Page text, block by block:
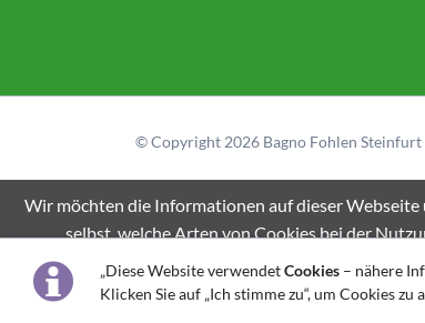
„Diese Website verwendetCookies – nähere
Klicken Sie auf „Ich stimme zu“, um Cookies
© Copyright 2026 Bagno Fohlen
Wir möchten die Informationen auf dieser Webseite
selbst, welche Arten von Cookies bei der